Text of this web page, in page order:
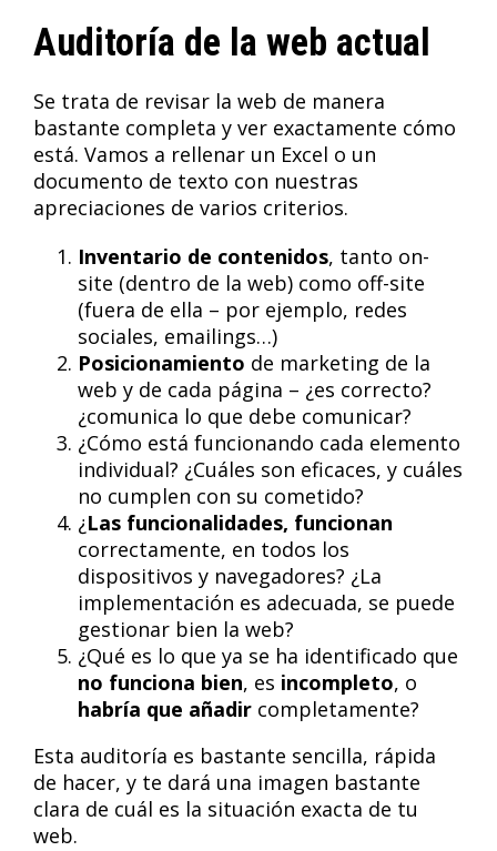
Auditoría de la web actual
Se trata de revisar la web de manera
bastante completa y ver exactamente cómo
está. Vamos a rellenar un Excel o un
documento de texto con nuestras
apreciaciones de varios criterios.
Inventario de contenidos, tanto on-
site (dentro de la web) como off-site
(fuera de ella – por ejemplo, redes
sociales, emailings…)
Posicionamiento de marketing de la
web y de cada página – ¿es correcto?
¿comunica lo que debe comunicar?
¿Cómo está funcionando cada elemento
individual? ¿Cuáles son eficaces, y cuáles
no cumplen con su cometido?
¿Las funcionalidades, funcionan
correctamente, en todos los
dispositivos y navegadores? ¿La
implementación es adecuada, se puede
gestionar bien la web?
¿Qué es lo que ya se ha identificado que
no funciona bien, es incompleto, o
habría que añadir completamente?
Esta auditoría es bastante sencilla, rápida
de hacer, y te dará una imagen bastante
clara de cuál es la situación exacta de tu
web.